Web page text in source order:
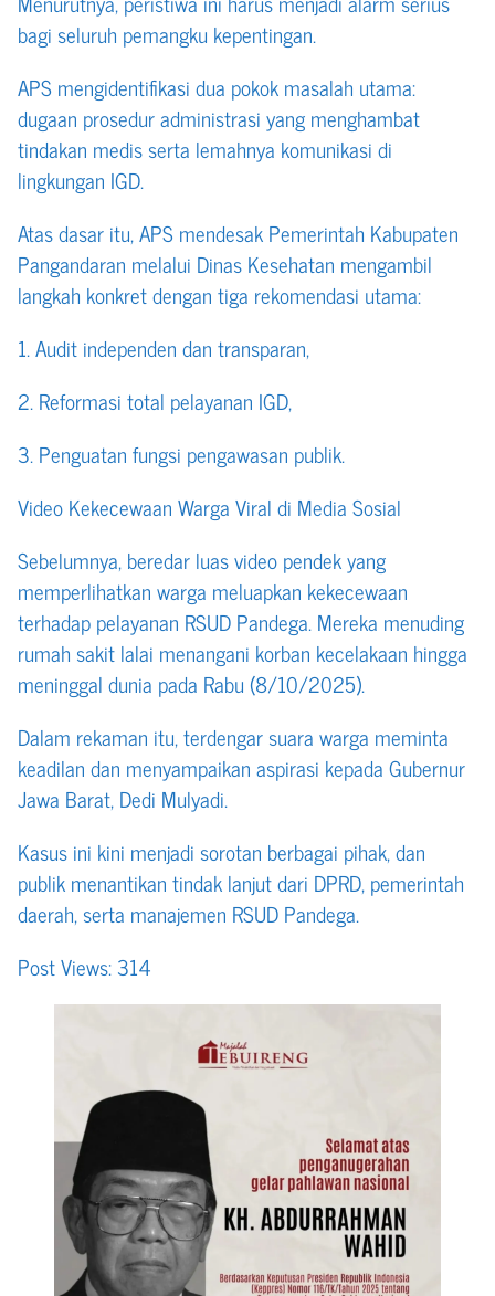
bagi seluruh pemangku kepentingan.
APS mengidentifikasi dua pokok masalah utama:
dugaan prosedur administrasi yang menghambat
tindakan medis serta lemahnya komunikasi di
lingkungan IGD.
Atas dasar itu, APS mendesak Pemerintah Kabupaten
Pangandaran melalui Dinas Kesehatan mengambil
langkah konkret dengan tiga rekomendasi utama:
1. Audit independen dan transparan,
2. Reformasi total pelayanan IGD,
3. Penguatan fungsi pengawasan publik.
Video Kekecewaan Warga Viral di Media Sosial
Sebelumnya, beredar luas video pendek yang
memperlihatkan warga meluapkan kekecewaan
terhadap pelayanan RSUD Pandega. Mereka menuding
rumah sakit lalai menangani korban kecelakaan hingga
meninggal dunia pada Rabu (8/10/2025).
Dalam rekaman itu, terdengar suara warga meminta
keadilan dan menyampaikan aspirasi kepada Gubernur
Jawa Barat, Dedi Mulyadi.
Kasus ini kini menjadi sorotan berbagai pihak, dan
publik menantikan tindak lanjut dari DPRD, pemerintah
daerah, serta manajemen RSUD Pandega.
Post Views:314